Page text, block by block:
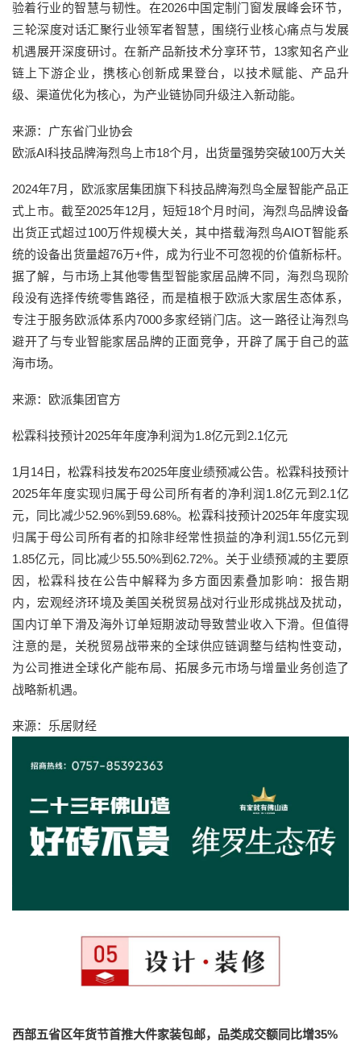
验着行业的智慧与韧性。在2026中国定制门窗发展峰会环节，
三轮深度对话汇聚行业领军者智慧，围绕行业核心痛点与发展
机遇展开深度研讨。在新产品新技术分享环节，13家知名产业
链上下游企业，携核心创新成果登台，以技术赋能、产品升
级、渠道优化为核心，为产业链协同升级注入新动能。
来源：广东省门业协会
欧派AI科技品牌海烈鸟上市18个月，出货量强势突破100万大关
2024年7月，欧派家居集团旗下科技品牌海烈鸟全屋智能产品正
式上市。截至2025年12月，短短18个月时间，海烈鸟品牌设备
出货正式超过100万件规模大关，其中搭载海烈鸟AIOT智能系
统的设备出货量超76万+件，成为行业不可忽视的价值新标杆。
据了解，与市场上其他零售型智能家居品牌不同，海烈鸟现阶
段没有选择传统零售路径，而是植根于欧派大家居生态体系，
专注于服务欧派体系内7000多家经销门店。这一路径让海烈鸟
避开了与专业智能家居品牌的正面竞争，开辟了属于自己的蓝
海市场。
来源：欧派集团官方
松霖科技预计2025年年度净利润为1.8亿元到2.1亿元
1月14日，松霖科技发布2025年度业绩预减公告。松霖科技预计
2025年年度实现归属于母公司所有者的净利润1.8亿元到2.1亿
元，同比减少52.96%到59.68%。松霖科技预计2025年年度实现
归属于母公司所有者的扣除非经常性损益的净利润1.55亿元到
1.85亿元，同比减少55.50%到62.72%。关于业绩预减的主要原
因，松霖科技在公告中解释为多方面因素叠加影响：报告期
内，宏观经济环境及美国关税贸易战对行业形成挑战及扰动，
国内订单下滑及海外订单短期波动导致营业收入下滑。但值得
注意的是，关税贸易战带来的全球供应链调整与结构性变动，
为公司推进全球化产能布局、拓展多元市场与增量业务创造了
战略新机遇。
来源：乐居财经
西部五省区年货节首推大件家装包邮，品类成交额同比增35%